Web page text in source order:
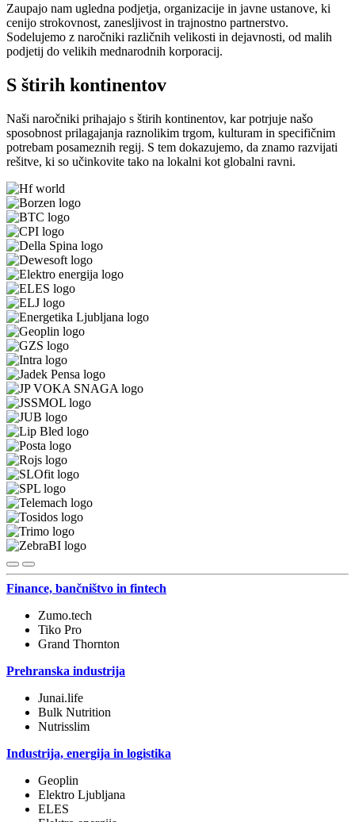
Zaupajo nam ugledna podjetja, organizacije in javne ustanove, ki
cenijo strokovnost, zanesljivost in trajnostno partnerstvo.
Sodelujemo z naročniki različnih velikosti in dejavnosti, od malih
podjetij do velikih mednarodnih korporacij.
S štirih kontinentov
Naši naročniki prihajajo s štirih kontinentov, kar potrjuje našo
sposobnost prilagajanja raznolikim trgom, kulturam in specifičnim
potrebam posameznih regij. S tem dokazujemo, da znamo razvijati
rešitve, ki so učinkovite tako na lokalni kot globalni ravni.
Finance, bančništvo in fintech
Zumo.tech
Tiko Pro
Grand Thornton
Prehranska industrija
Junai.life
Bulk Nutrition
Nutrisslim
Industrija, energija in logistika
Geoplin
Elektro Ljubljana
ELES